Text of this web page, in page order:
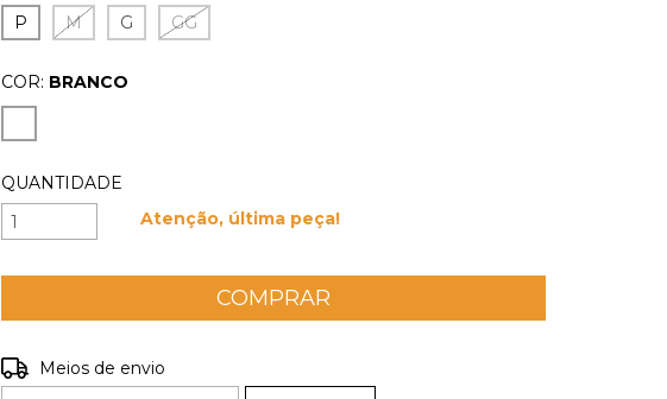
P
M G GG
COR: BRANCO
QUANTIDADE
Atenção, última peça!
Entregas para o CEP:
Meios de envio